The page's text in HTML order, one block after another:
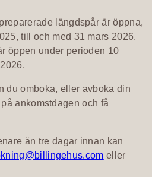
längdspår är öppna,
till och med 31 mars 2026.
öppen under perioden 10
du omboka, eller avboka din
ankomstdagen och få
än tre dagar innan kan
eller